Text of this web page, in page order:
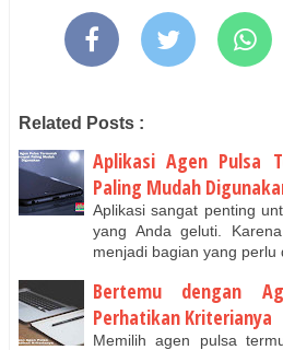
Related Posts :
Aplikasi Agen Pulsa
Paling Mudah
Aplikasi sangat penting
yang Anda geluti.
menjadi bagian yang
Bertemu dengan
Perhatikan Kriterianya
Memilih agen pulsa